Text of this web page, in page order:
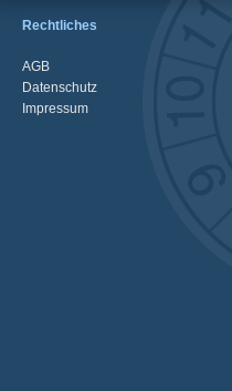
Rechtliches
AGB
Datenschutz
Impressum